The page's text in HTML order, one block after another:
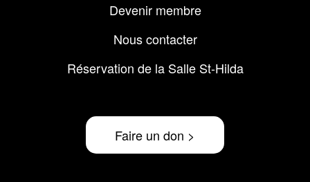
Devenir membre
Nous contacter
Réservation de la Salle St-Hilda
Faire un don >